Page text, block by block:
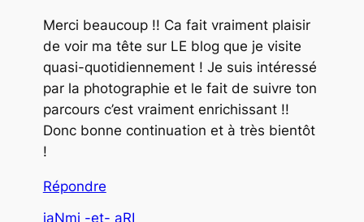
Merci beaucoup !! Ca fait vraiment plaisir
de voir ma tête sur LE blog que je visite
quasi-quotidiennement ! Je suis intéressé
par la photographie et le fait de suivre ton
parcours c’est vraiment enrichissant !!
Donc bonne continuation et à très bientôt
!
Répondre
jaNmi -et- aRI